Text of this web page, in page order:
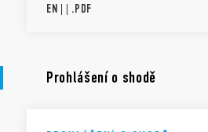
EN | | .PDF
Prohlášení o shodě